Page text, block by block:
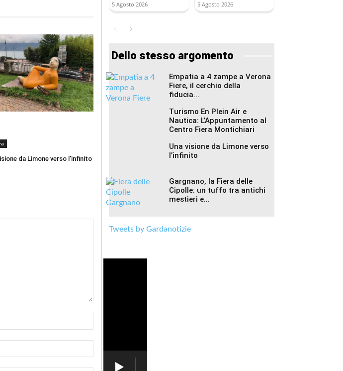
da Limone verso l’infinito
5 Agosto 2026 5 Agosto 2026
Dello stesso argomento
Empatia a 4 zampe a Verona
Fiere, il cerchio della
fiducia...
Turismo En Plein Air e
Nautica: L’Appuntamento al
Centro Fiera Montichiari
Una visione da Limone verso
l’infinito
Gargnano, la Fiera delle
Cipolle: un tuffo tra antichi
mestieri e...
Tweets by Gardanotizie